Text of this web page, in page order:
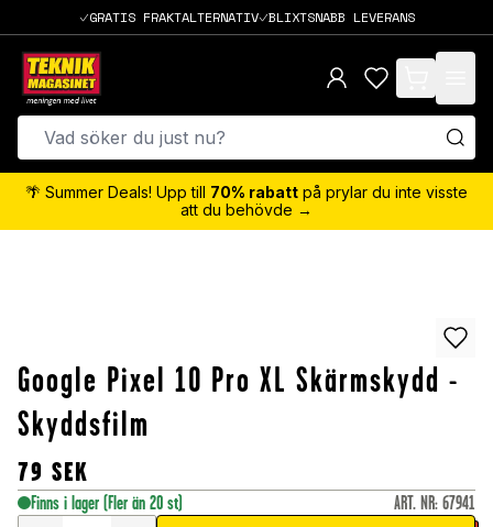
GRATIS FRAKTALTERNATIV BLIXTSNABB LEVERANS
items in cart,
🌴 Summer Deals! Upp till 70% rabatt på prylar du inte visste
att du behövde →
Google Pixel 10 Pro XL Skärmskydd -
Skyddsfilm
79 SEK
Finns i lager (Fler än 20 st) ART. NR: 67941